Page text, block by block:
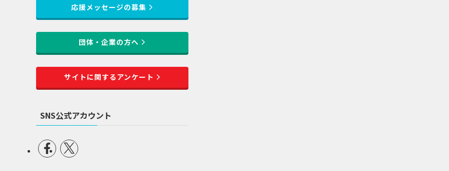
応援メッセージの募集
団体・企業の方へ
サイトに関するアンケート
SNS公式アカウント